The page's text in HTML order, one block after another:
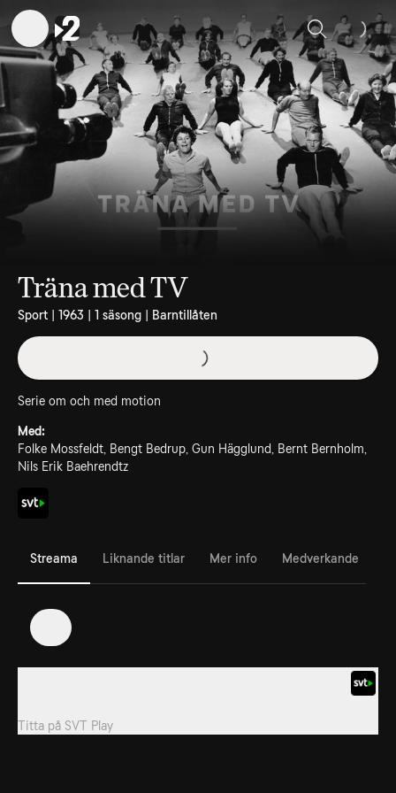
Sök
Träna med TV
Sport | 1963 | 1 säsong | Barntillåten
Serie om och med motion
Med:
Folke Mossfeldt, Bengt Bedrup, Gun Hägglund, Bernt Bernholm,
Nils Erik Baehrendtz
Streama Liknande titlar Mer info Medverkande
Titta på SVT Play